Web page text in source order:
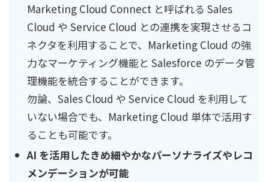
Marketing Cloud Connect と呼ばれる Sales
Cloud や Service Cloud との連携を実現させるコ
ネクタを利用することで、Marketing Cloud の強
力なマーケティング機能と Salesforce のデータ管
理機能を統合することができます。
勿論、Sales Cloud や Service Cloud を利用して
いない場合でも、Marketing Cloud 単体で活用す
ることも可能です。
AI を活用したきめ細やかなパーソナライズやレコ
メンデーションが可能